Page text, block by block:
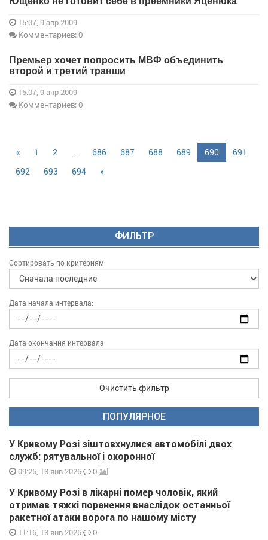
15:07, 9 апр 2009
Комментариев: 0
Премьер хочет попросить МВФ объединить
второй и третий транши
15:07, 9 апр 2009
Комментариев: 0
« 1 2 ... 686 687 688 689 690
691
692
693 694 »
ФИЛЬТР
Сортировать по критериям:
Дата начала интервала:
Дата окончания интервала:
Очистить фильтр
ПОПУЛЯРНОЕ
У Кривому Розі зіштовхнулися автомобілі двох
служб: рятувальної і охоронної
09:26, 13 янв 2026 0
У Кривому Розі в лікарні помер чоловік, який
отримав тяжкі поранення внаслідок останньої
ракетної атаки ворога по нашому місту
11:16, 13 янв 2026 0